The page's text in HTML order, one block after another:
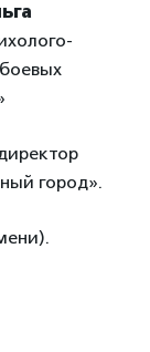
город».